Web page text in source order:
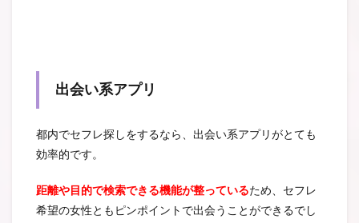
出会い系アプリ
都内でセフレ探しをするなら、出会い系アプリがとても
効率的です。
距離や目的で検索できる機能が整っているため、セフレ
希望の女性ともピンポイントで出会うことができるでし